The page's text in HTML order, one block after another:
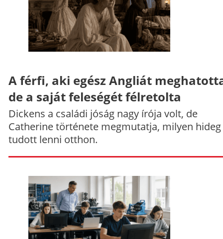
A férfi, aki egész Angliát
de a saját feleségét félretolta
Dickens a családi jóság nagy írója volt, de
Catherine története megmutatja, milyen hideg
tudott lenni otthon.